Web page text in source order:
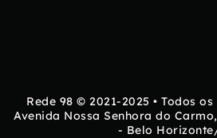
Rede 98 © 2021-2025 • Todos
Avenida Nossa Senhora do
- Belo